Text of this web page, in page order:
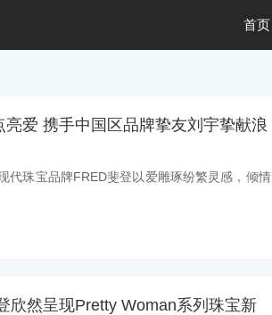
首页
爱 携手中国区品牌挚友刘宇挚献浪
代珠宝品牌FRED斐登以爱雕琢纷繁灵感，倾情
欣然呈现Pretty Woman系列珠宝新